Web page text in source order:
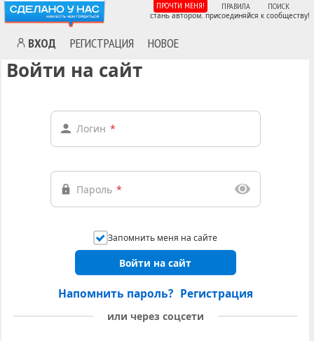
ВХОД РЕГИСТРАЦИЯ НОВОЕ
ПРОЧТИ МЕНЯ! ПРАВИЛА ПОИСК
стань автором. присоединяйся к сообществу!
Войти на сайт
Логин *
Пароль *
Запомнить меня на сайте
Войти на сайт
Напомнить пароль? Регистрация
или через соцсети